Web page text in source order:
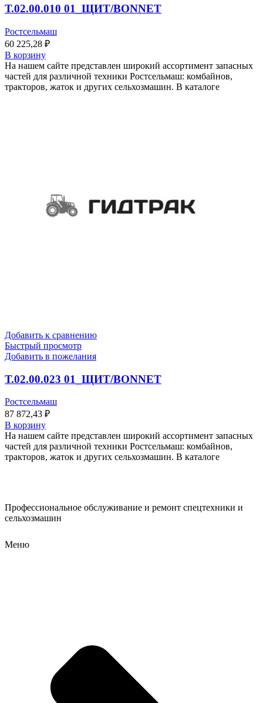
Т.02.00.010 01_ЩИТ/BONNET
Ростсельмаш
60 225,28 ₽
В корзину
На нашем сайте представлен широкий ассортимент запасных
частей для различной техники Ростсельмаш: комбайнов,
тракторов, жаток и других сельхозмашин. В каталоге
Добавить к сравнению
Быстрый просмотр
Добавить в пожелания
Т.02.00.023 01_ЩИТ/BONNET
Ростсельмаш
87 872,43 ₽
В корзину
На нашем сайте представлен широкий ассортимент запасных
частей для различной техники Ростсельмаш: комбайнов,
тракторов, жаток и других сельхозмашин. В каталоге
Профессиональное обслуживание и ремонт спецтехники и
сельхозмашин
Меню